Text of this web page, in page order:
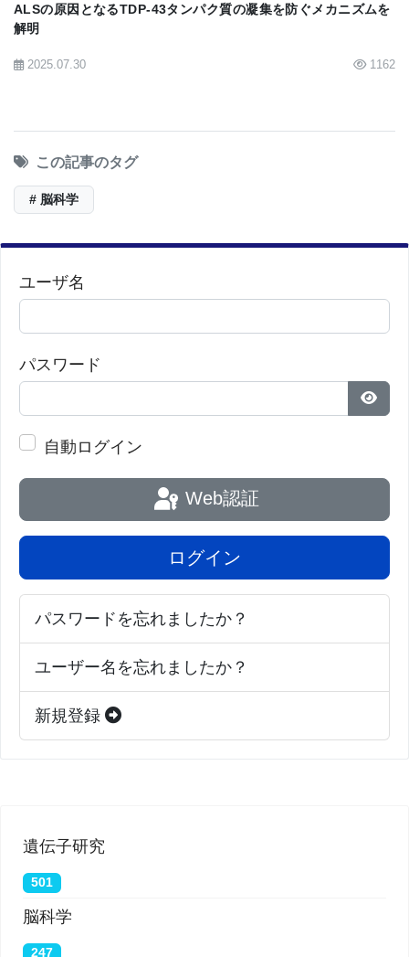
ALSの原因となるTDP-43タンパク質の凝集を防ぐメカニズムを
解明
2025.07.30 1162
この記事のタグ
# 脳科学
ユーザ名
パスワード
パス
自動ログイン
Web認証
ログイン
パスワードを忘れましたか？
ユーザー名を忘れましたか？
新規登録
遺伝子研究
501
脳科学
247